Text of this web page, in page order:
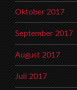
Oktober 2017
September 2017
August 2017
Juli 2017